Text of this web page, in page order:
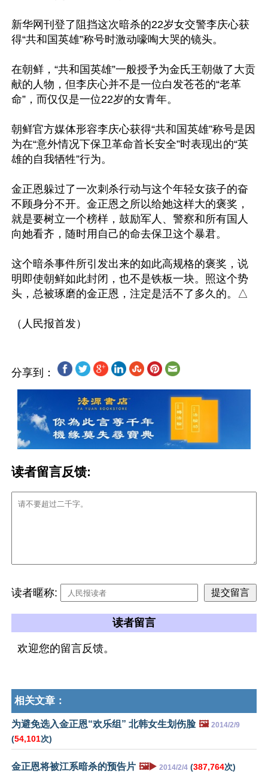
新华网刊登了阻挡这次暗杀的22岁女交警李庆心获
得“共和国英雄”称号时激动嚎啕大哭的镜头。
在朝鲜，“共和国英雄”一般授予为金氏王朝做了大贡
献的人物，但李庆心并不是一位白发苍苍的“老革
命”，而仅仅是一位22岁的女青年。
朝鲜官方媒体形容李庆心获得“共和国英雄”称号是因
为在“意外情况下保卫革命首长安全”时表现出的“英
雄的自我牺牲”行为。
金正恩躲过了一次刺杀行动与这个年轻女孩子的奋
不顾身分不开。金正恩之所以给她这样大的褒奖，
就是要树立一个榜样，鼓励军人、警察和所有国人
向她看齐，随时用自己的命去保卫这个暴君。
这个暗杀事件所引发出来的如此高规格的褒奖，说
明即使朝鲜如此封闭，也不是铁板一块。照这个势
头，总被琢磨的金正恩，注定是活不了多久的。△
分享到：
读者留言反馈:
读者暱称:
读者留言
欢迎您的留言反馈。
相关文章：
为避免选入金正恩“欢乐组” 北韩女生划伤脸 🖼️ 2014/2/9
(54,101次)
金正恩将被江系暗杀的预告片 🖼️▶️ 2014/2/4 (387,764次)